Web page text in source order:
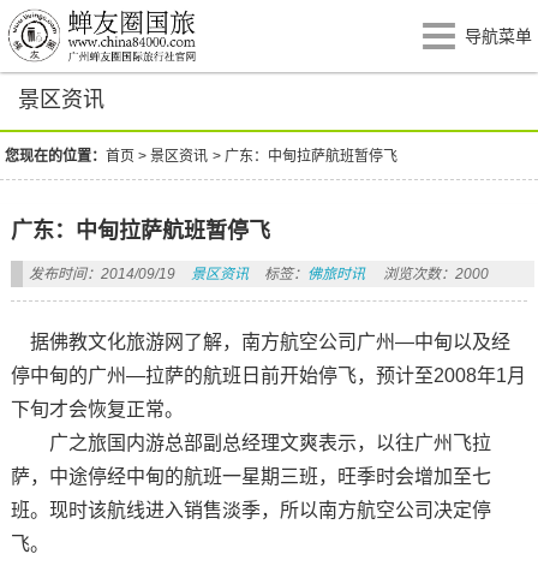
导航菜单
景区资讯
您现在的位置：首页 >景区资讯 >广东：中甸拉萨航班暂停飞
广东：中甸拉萨航班暂停飞
发布时间：2014/09/19 景区资讯 标签： 佛旅时讯 浏览次数：2000
据佛教文化旅游网了解，南方航空公司广州—中甸以及经
停中甸的广州—拉萨的航班日前开始停飞，预计至2008年1月
下旬才会恢复正常。
广之旅国内游总部副总经理文爽表示，以往广州飞拉
萨，中途停经中甸的航班一星期三班，旺季时会增加至七
班。现时该航线进入销售淡季，所以南方航空公司决定停
飞。